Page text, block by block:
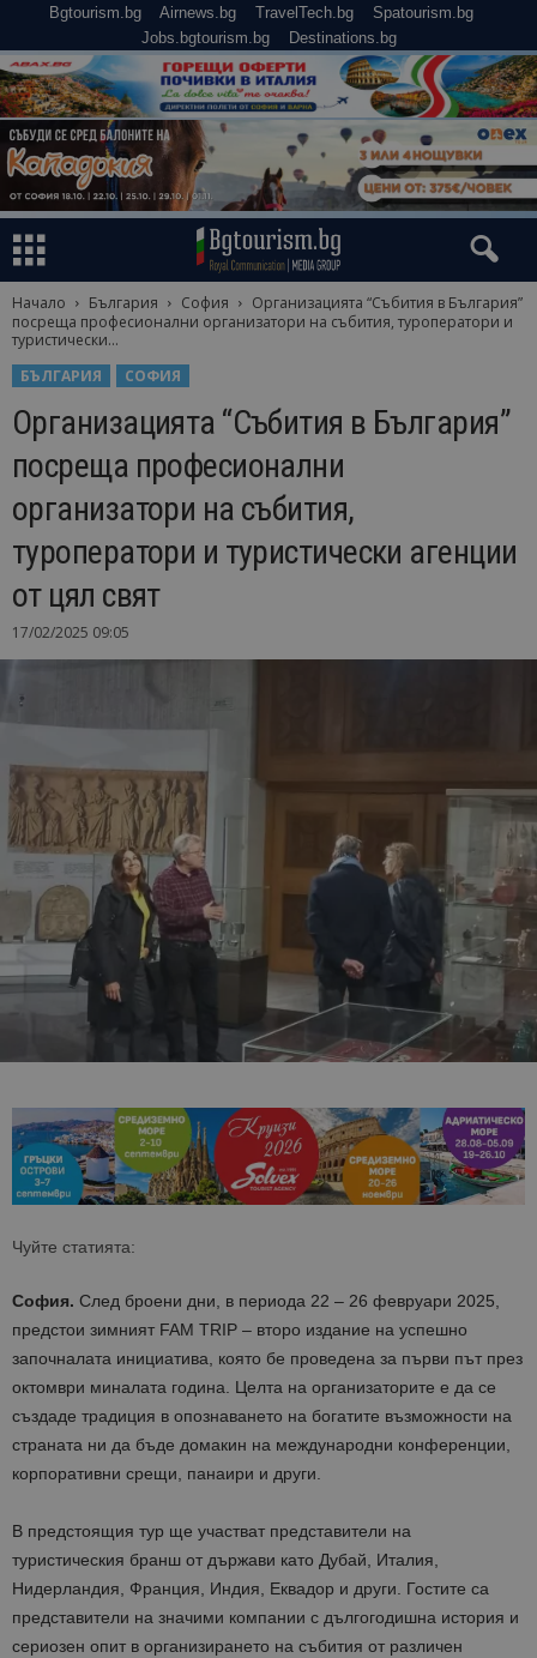
Bgtourism.bg Airnews.bg TravelTech.bg
Spatourism.bg
Jobs.bgtourism.bg
Destinations.bg
Начало България София
Организацията “Събития в България”
посреща професионални организатори на събития, туроператори и
туристически...
БЪЛГАРИЯ
СОФИЯ
Организацията “Събития в България”
посреща професионални
организатори на събития,
туроператори и туристически агенции
от цял свят
17/02/2025 09:05
Чуйте статията:
София. След броени дни, в периода 22 – 26 февруари 2025,
предстои зимният FAM TRIP – второ издание на успешно
започналата инициатива, която бе проведена за първи път през
октомври миналата година. Целта на организаторите е да се
създаде традиция в опознаването на богатите възможности на
страната ни да бъде домакин на международни конференции,
корпоративни срещи, панаири и други.
В предстоящия тур ще участват представители на
туристическия бранш от държави като Дубай, Италия,
Нидерландия, Франция, Индия, Еквадор и други. Гостите са
представители на значими компании с дългогодишна история и
сериозен опит в организирането на събития от различен